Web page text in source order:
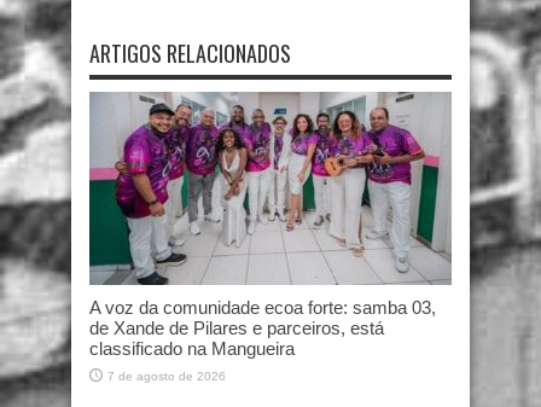
ARTIGOS RELACIONADOS
A voz da comunidade ecoa forte: samba 03,
de Xande de Pilares e parceiros, está
classificado na Mangueira
7 de agosto de 2026